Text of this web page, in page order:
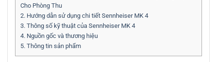
Cho Phòng Thu
2. Hướng dẫn sử dụng chi tiết Sennheiser MK 4
3. Thông số kỹ thuật của Sennheiser MK 4
4. Nguồn gốc và thương hiệu
5. Thông tin sản phẩm